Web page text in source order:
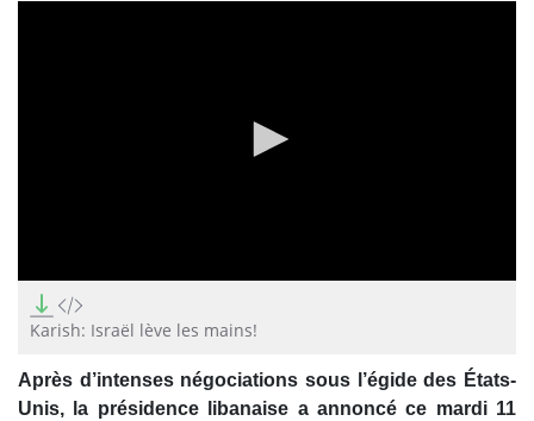
seconds
ofKarish: Israël lève les mains!
Après d’intenses négociations sous l’égide des États-
Unis, la présidence libanaise a annoncé ce mardi 11